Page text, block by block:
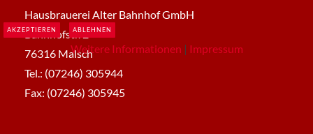
Hausbrauerei Alter Bahnhof GmbH
Bahnhofstr. 2
76316 Malsch
Tel.: (07246) 305944
Fax: (07246) 305945
AKZEPTIEREN ABLEHNEN
Weitere Informationen | Impressum